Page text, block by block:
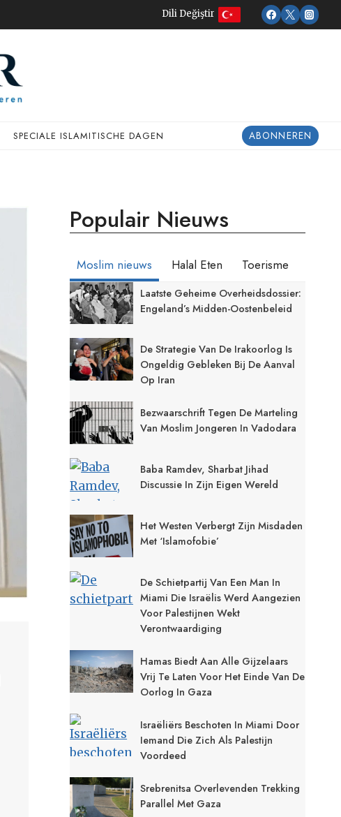
Dili Değiştir
SPECIALE ISLAMITISCHE DAGEN ABONNEREN
Populair Nieuws
Moslim nieuws Halal Eten Toerisme
Laatste Geheime Overheidsdossier:
Engeland’s Midden-Oostenbeleid
De Strategie Van De Irakoorlog Is
Ongeldig Gebleken Bij De Aanval
Op Iran
Bezwaarschrift Tegen De Marteling
Van Moslim Jongeren In Vadodara
Baba Ramdev, Sharbat Jihad
Discussie In Zijn Eigen Wereld
Het Westen Verbergt Zijn Misdaden
Met ‘Islamofobie’
De Schietpartij Van Een Man In
Miami Die Israëlis Werd Aangezien
Voor Palestijnen Wekt
Verontwaardiging
Hamas Biedt Aan Alle Gijzelaars
Vrij Te Laten Voor Het Einde Van De
Oorlog In Gaza
Israëliërs Beschoten In Miami Door
Iemand Die Zich Als Palestijn
Voordeed
Srebrenitsa Overlevenden Trekking
Parallel Met Gaza